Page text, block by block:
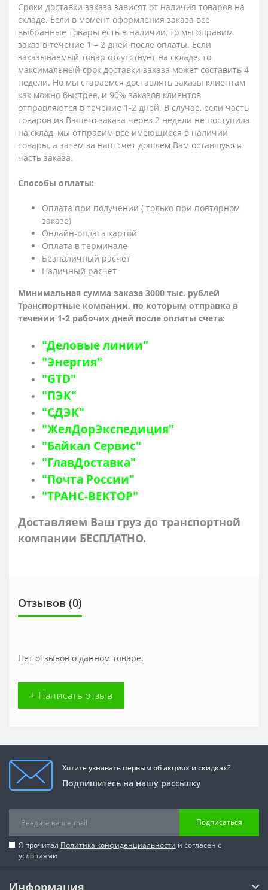
Сроки доставки заказа зависят от наличия товаров на
складе. Если в момент оформления заказа все
выбранные товары есть в наличии, то мы оправим
заказ в течение 1 – 2 дней после оплаты. Если
заказываемый товар отсутствует на складе, то
максимальный срок доставки заказа может составить 4
недели. Но мы стараемся доставлять заказы клиентам
как можно быстрее, и 90% заказов клиентов
отправляются в течение 1-2 дней. В случае, если часть
товаров из Вашего заказа через 2 недели не поступила
на склад, мы отправим все имеющиеся в наличии
товары, а затем за наш счет дошлем Вам оставшуюся
часть заказа.
Способы оплаты:
Оплата при получении ( только при повторном
заказе)
Онлайн-оплата картой
Оплата в терминале
Безналичный расчет
Наличный расчет
Минимальная сумма заказа 3000 тыс. рублей
Транспортные компании, по которым отправка в
течении 1-2 рабочих дней после оплаты счета:
"Деловые линии"
"Энергия"
"GTD"
"ПЭК"
"СДЭК"
"ЖелДорЭкспедиция"
"Байкал Сервис"
"ГлавДоставка"
"Почта России"
"ТРАНС-ВЕКТОР"
Доставляем Ваш груз до транспортной
компании БЕСПЛАТНО.
Отзывов (0)
Нет отзывов о данном товаре.
+ Написать отзыв
Хотите узнавать первым об акциях и скидках?
Подпишитесь на нашу рассылку
Подписаться
Я прочитал Политика конфиденциальности и согласен с
условиями
Информация